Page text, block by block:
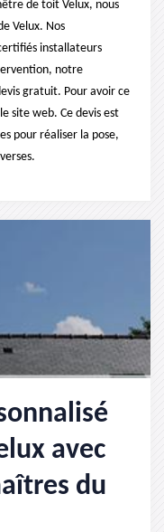
de toit Velux, nous
Velux. Nos
installateurs
notre
gratuit. Pour avoir ce
site web. Ce devis est
pour réaliser la pose,
avec
du